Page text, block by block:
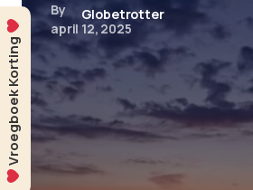
By
Globetrotter
april 12, 2025
Vroegboek Korting